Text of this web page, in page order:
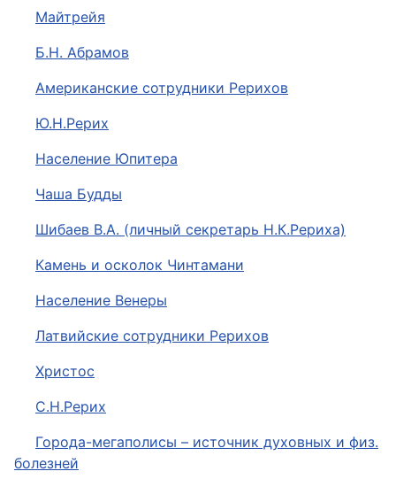
Майтрейя
Б.Н. Абрамов
Американские сотрудники Рерихов
Ю.Н.Рерих
Население Юпитера
Чаша Будды
Шибаев В.А. (личный секретарь Н.К.Рериха)
Камень и осколок Чинтамани
Население Венеры
Латвийские сотрудники Рерихов
Христос
С.Н.Рерих
Города-мегаполисы – источник духовных и физ.
болезней